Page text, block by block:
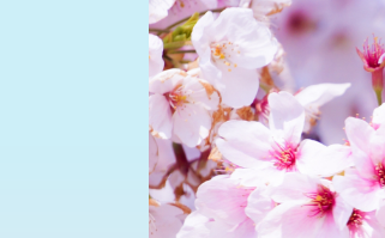
試対策演習コース
リスニング対策講座
高校
英
東